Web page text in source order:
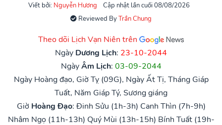
Viết bởi: Nguyễn Hương
Cập nhật lần cuối 08/08/2026
Reviewed ByTrần Chung
Theo dõi Lịch Vạn Niên trên
Ngày Dương Lịch: 23-10-2044
NgàyÂm Lịch: 03-09-2044
Ngày Hoàng đạo, Giờ Tỵ (09G), Ngày Ất Tị, Tháng Giáp
Tuất, Năm Giáp Tý, Sương giáng
Giờ Hoàng Đạo: Đinh Sửu (1h-3h) Canh Thìn (7h-9h)
Nhâm Ngọ (11h-13h) Quý Mùi (13h-15h) Bính Tuất (19h-